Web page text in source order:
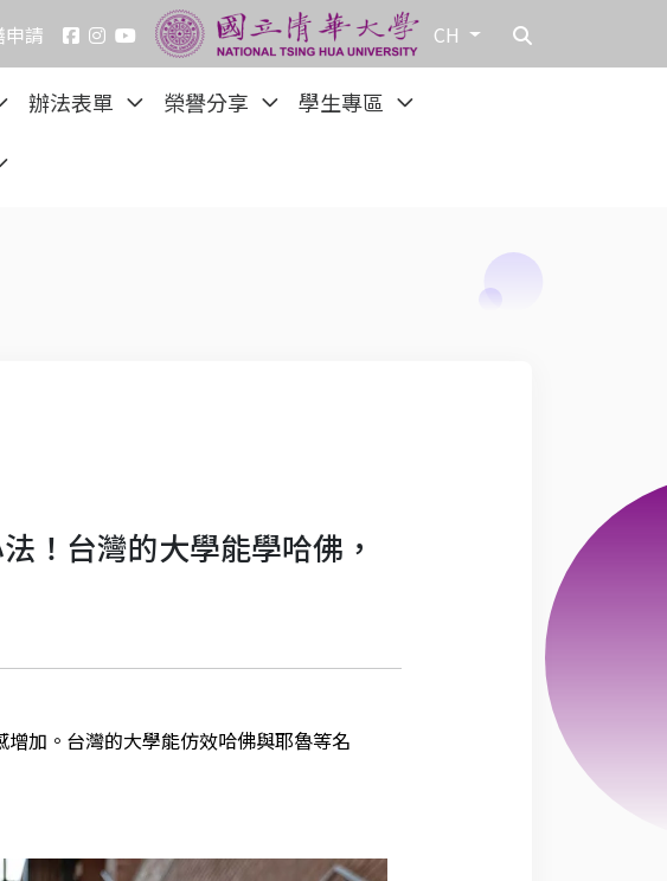
申請 CH
辦法表單 榮譽分享
學生專區
！台灣的大學能學哈佛，
加。台灣的大學能仿效哈佛與耶魯等名